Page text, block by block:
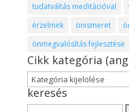
tudatváltás meditációval
érzelmek
önismeret
önmegvalósítás fejlesztése
Cikk kategória
Cikk
kategória
(angol,
keresés